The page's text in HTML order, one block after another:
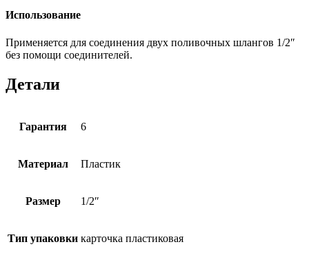
Использование
Применяется для соединения двух поливочных шлангов 1/2″
без помощи соединителей.
Детали
Гарантия 6
Материал Пластик
Размер 1/2″
Тип упаковки карточка пластиковая